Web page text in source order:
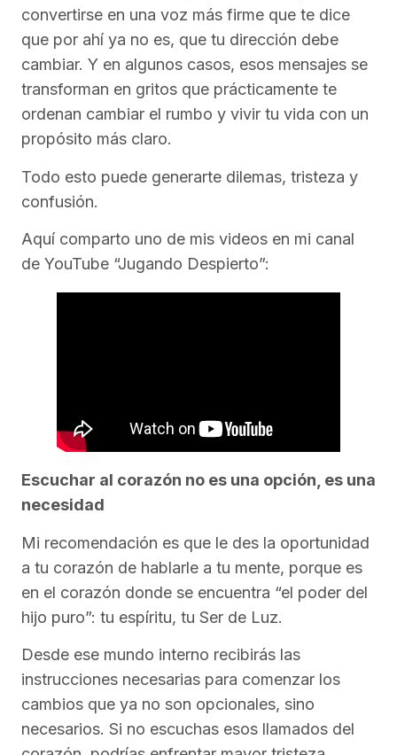
convertirse en una voz más firme que te dice
que por ahí ya no es, que tu dirección debe
cambiar. Y en algunos casos, esos mensajes se
transforman en gritos que prácticamente te
ordenan cambiar el rumbo y vivir tu vida con un
propósito más claro.
Todo esto puede generarte dilemas, tristeza y
confusión.
Aquí comparto uno de mis videos en mi canal
de YouTube “Jugando Despierto”:
Escuchar al corazón no es una opción, es una
necesidad
Mi recomendación es que le des la oportunidad
a tu corazón de hablarle a tu mente, porque es
en el corazón donde se encuentra “el poder del
hijo puro”: tu espíritu, tu Ser de Luz.
Desde ese mundo interno recibirás las
instrucciones necesarias para comenzar los
cambios que ya no son opcionales, sino
necesarios. Si no escuchas esos llamados del